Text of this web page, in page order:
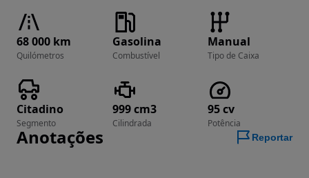
68 000 km
Quilómetros
Gasolina
Combustível
Manual
Tipo de Caixa
Citadino
Segmento
999 cm3
Cilindrada
95 cv
Potência
Anotações Reportar